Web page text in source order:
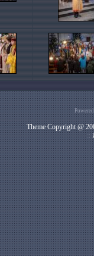
Theme Copyright @
::